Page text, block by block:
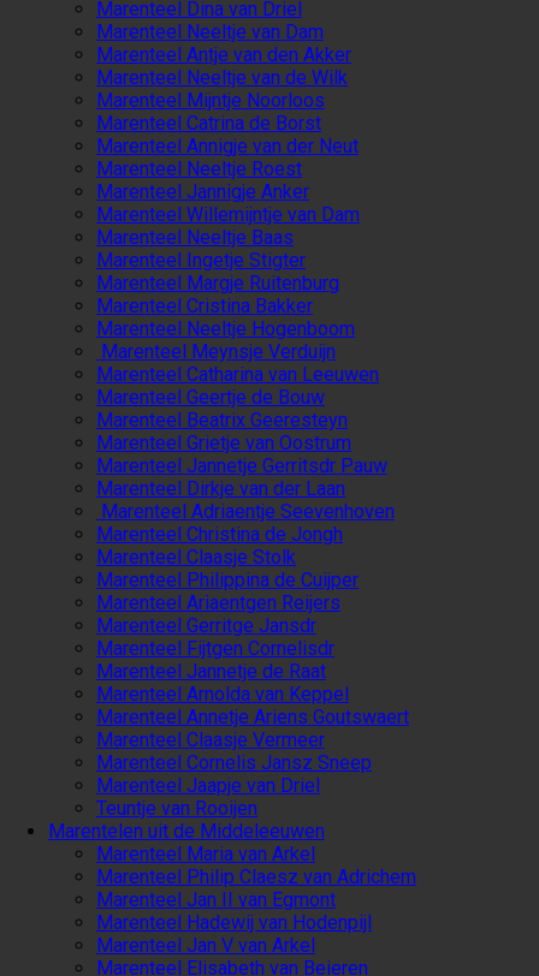
Marenteel Dina van Driel
Marenteel Neeltje van Dam
Marenteel Antje van den Akker
Marenteel Neeltje van de Wilk
Marenteel Mijntje Noorloos
Marenteel Catrina de Borst
Marenteel Annigje van der Neut
Marenteel Neeltje Roest
Marenteel Jannigje Anker
Marenteel Willemijntje van Dam
Marenteel Neeltje Baas
Marenteel Ingetje Stigter
Marenteel Margje Ruitenburg
Marenteel Cristina Bakker
Marenteel Neeltje Hogenboom
Marenteel Meynsje Verduijn
Marenteel Catharina van Leeuwen
Marenteel Geertje de Bouw
Marenteel Beatrix Geeresteyn
Marenteel Grietje van Oostrum
Marenteel Jannetje Gerritsdr Pauw
Marenteel Dirkje van der Laan
Marenteel Adriaentje Seevenhoven
Marenteel Christina de Jongh
Marenteel Claasje Stolk
Marenteel Philippina de Cuijper
Marenteel Ariaentgen Reijers
Marenteel Gerritge Jansdr
Marenteel Fijtgen Cornelisdr
Marenteel Jannetje de Raat
Marenteel Arnolda van Keppel
Marenteel Annetje Ariens Goutswaert
Marenteel Claasje Vermeer
Marenteel Cornelis Jansz Sneep
Marenteel Jaapje van Driel
Teuntje van Rooijen
Marentelen uit de Middeleeuwen
Marenteel Maria van Arkel
Marenteel Philip Claesz van Adrichem
Marenteel Jan II van Egmont
Marenteel Hadewij van Hodenpijl
Marenteel Jan V van Arkel
Marenteel Elisabeth van Beieren